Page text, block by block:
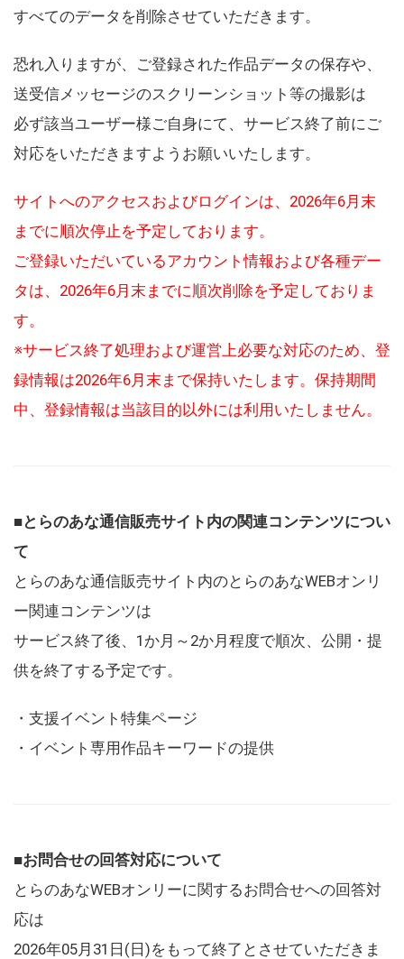
すべてのデータを削除させていただきます。
恐れ入りますが、ご登録された作品データの保存や、
送受信メッセージのスクリーンショット等の撮影は
必ず該当ユーザー様ご自身にて、サービス終了前にご
対応をいただきますようお願いいたします。
サイトへのアクセスおよびログインは、2026年6月末
までに順次停止を予定しております。
ご登録いただいているアカウント情報および各種デー
タは、2026年6月末までに順次削除を予定しておりま
す。
※サービス終了処理および運営上必要な対応のため、登
録情報は2026年6月末まで保持いたします。保持期間
中、登録情報は当該目的以外には利用いたしません。
■とらのあな通信販売サイト内の関連コンテンツについ
て
とらのあな通信販売サイト内のとらのあなWEBオンリ
ー関連コンテンツは
サービス終了後、1か月～2か月程度で順次、公開・提
供を終了する予定です。
・支援イベント特集ページ
・イベント専用作品キーワードの提供
■お問合せの回答対応について
とらのあなWEBオンリーに関するお問合せへの回答対
応は
2026年05月31日(日)をもって終了とさせていただきま